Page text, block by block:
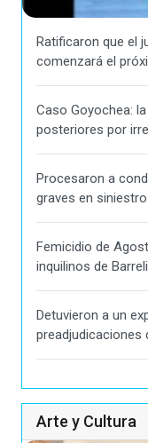
Ratificaron que el
comenzará el
Caso Goyochea:
posteriores por
Procesaron a
graves en
Femicidio de
inquilinos de
Detuvieron a un
preadjudicaciones
Arte y Cultura